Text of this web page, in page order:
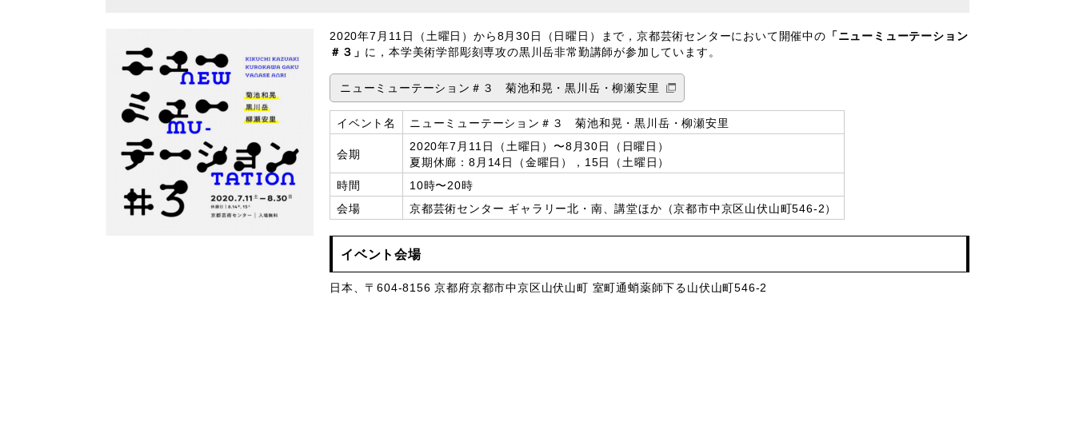
2020年7月11日（土曜日）から8月30日（日曜日）まで，京都芸術センターにおいて開催中の 「ニューミューテーション
＃３」 に，本学美術学部彫刻専攻の黒川岳非常勤講師が参加しています。
ニューミューテーション＃３ 菊池和晃・黒川岳・柳瀬安里
イベント名 ニューミューテーション＃３ 菊池和晃・黒川岳・柳瀬安里
会期
2020年7月11日（土曜日）〜8月30日（日曜日）
夏期休廊：8月14日（金曜日），15日（土曜日）
時間
10時〜20時
会場
京都芸術センター ギャラリー北・南、講堂ほか（京都市中京区山伏山町546-2）
イベント会場
日本、〒604-8156 京都府京都市中京区山伏山町 室町通蛸薬師下る山伏山町546-2